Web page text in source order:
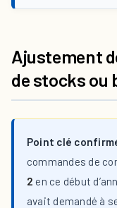
Ajustement
de stocks ou
Point clé
commandes de
2 en ce début
avait demandé à